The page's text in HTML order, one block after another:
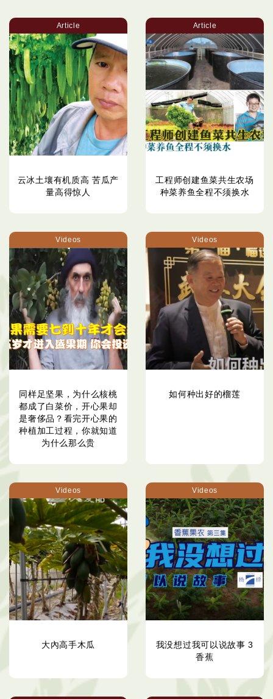
Article
云冰土壤有机质高 苦瓜产
量高得惊人
Article
工程师创建鱼菜共生农场
种菜养鱼全程不须换水
Videos
同样足坚果，为什么核桃
都成了白菜价，开心果却
是奢侈品？看完开心果的
种植加工过程，你就知道
为什么那么贵
Videos
如何种出好的榴莲
Videos
大內高手木瓜
Videos
我没想过我可以说故事 3
香蕉